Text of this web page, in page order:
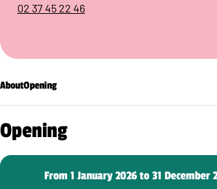
02 37 45 22 46
AboutOpening
Opening
From 1 January 2026 to 31 December